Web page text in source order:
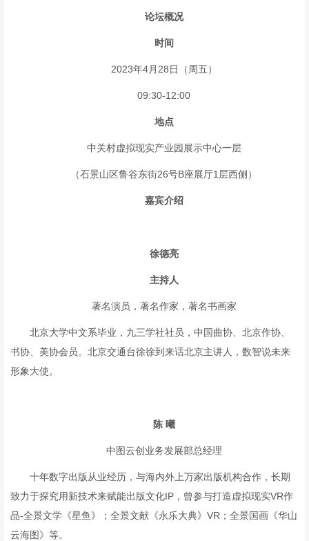
论坛概况
时间
2023年4月28日（周五）
09:30-12:00
地点
中关村虚拟现实产业园展示中心一层
（石景山区鲁谷东街26号B座展厅1层西侧）
嘉宾介绍
徐德亮
主持人
著名演员，著名作家，著名书画家
北京大学中文系毕业，九三学社社员，中国曲协、北京作协、
书协、美协会员。北京交通台徐徐到来话北京主讲人，数智说未来
形象大使。
陈曦
中图云创业务发展部总经理
十年数字出版从业经历，与海内外上万家出版机构合作，长期
致力于探究用新技术来赋能出版文化IP，曾参与打造虚拟现实VR作
品-全景文学《星鱼》；全景文献《永乐大典》VR；全景国画《华山
云海图》等。